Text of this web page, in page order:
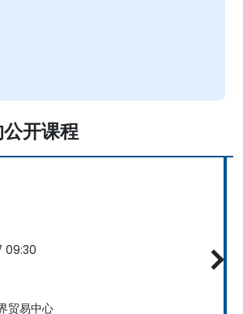
开课程
09:30
贸易中心